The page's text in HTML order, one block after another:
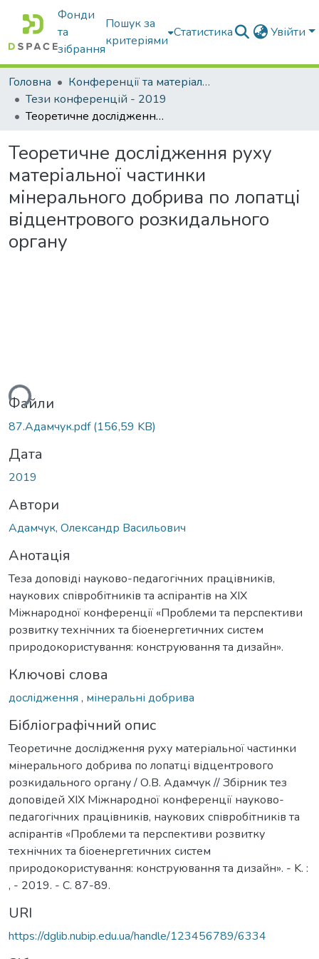
Фонди
та
зібрання
Пошук за
критеріями
Статистика Увійти
Головна
Конференції та матеріали конференцій
Тези конференцій - 2019
Теоретичне дослідження руху матеріальної частинки мінерального добрива по лопатці відцентрового розкидального органу
Теоретичне дослідження руху
матеріальної частинки
мінерального добрива по лопатці
відцентрового розкидального
органу
Файли
87.Адамчук.pdf(156,59 KB)
Дата
2019
Автори
Адамчук, Олександр Васильович
Анотація
Теза доповіді науково-педагогічних працівників,
наукових співробітників та аспірантів на XIX
Міжнародної конференції «Проблеми та перспективи
розвитку технічних та біоенергетичних систем
природокористування: конструювання та дизайн».
Ключові слова
дослідження , мінеральні добрива
Бібліографічний опис
Теоретичне дослідження руху матеріальної частинки
мінерального добрива по лопатці відцентрового
розкидального органу / О.В. Адамчук // Збірник тез
доповідей XIX Міжнародної конференції науково-
педагогічних працівників, наукових співробітників та
аспірантів «Проблеми та перспективи розвитку
технічних та біоенергетичних систем
природокористування: конструювання та дизайн». - K. :
, - 2019. - С. 87-89.
URI
https://dglib.nubip.edu.ua/handle/123456789/6334